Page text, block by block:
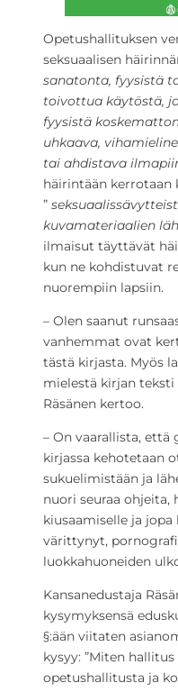
Opetushallituksen
seksuaalisen
sanatonta, fyysistä
toivottua käytöstä,
fyysistä
uhkaava,
tai ahdistava
häirintään kerrotaan
”
kuvamateriaalien
ilmaisut täyttävät
kun ne kohdistuvat
nuorempiin lapsiin.
– Olen saanut
vanhemmat ovat
tästä kirjasta. Myös
mielestä kirjan teksti
Räsänen kertoo.
– On vaarallista,
kirjassa kehotetaan
sukuelimistään ja
nuori seuraa ohjeita,
kiusaamiselle ja
värittynyt,
luokkahuoneiden
Kansanedustaja
kysymyksensä
§:ään viitaten
kysyy: ”Miten
opetushallitusta ja